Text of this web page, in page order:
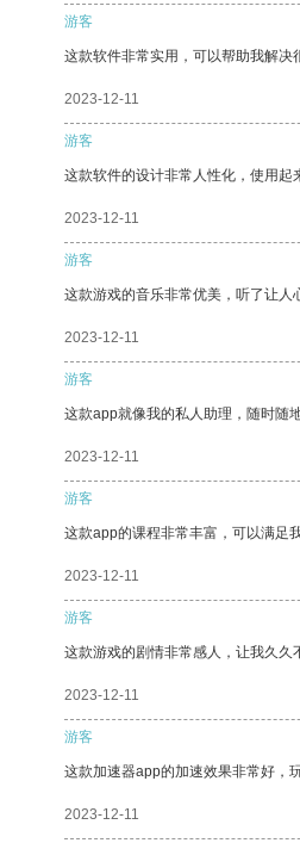
游客
这款软件非常实用，可以帮助我解决
2023-12-11
游客
这款软件的设计非常人性化，使用起
2023-12-11
游客
这款游戏的音乐非常优美，听了让人
2023-12-11
游客
这款app就像我的私人助理，随时随
2023-12-11
游客
这款app的课程非常丰富，可以满足
2023-12-11
游客
这款游戏的剧情非常感人，让我久久
2023-12-11
游客
这款加速器app的加速效果非常好，
2023-12-11